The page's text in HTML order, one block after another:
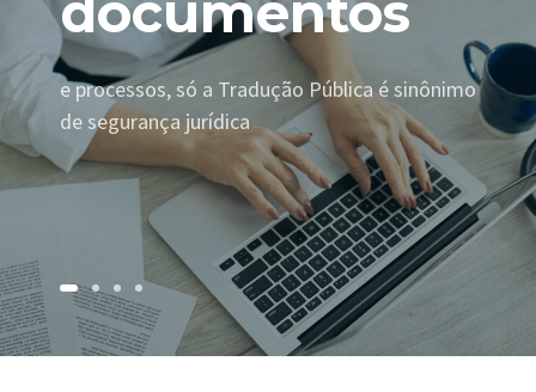
e processos, só a Tradução Pública é sinônimo
de segurança jurídica